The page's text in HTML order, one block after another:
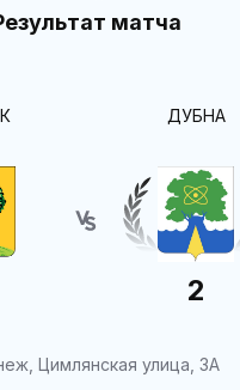
матча
ДУБНА
2
Цимлянская улица, 3А